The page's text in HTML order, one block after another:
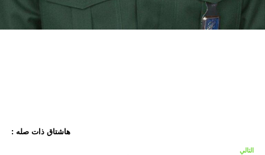
هاشتاق ذات صله :
التالي